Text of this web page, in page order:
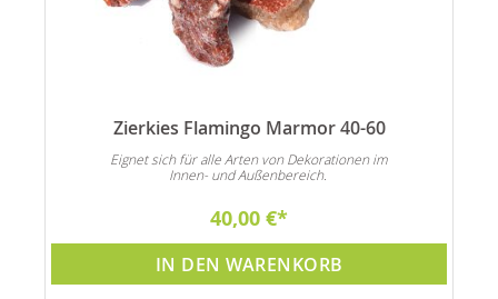
Zierkies Flamingo Marmor 40-60
Eignet sich für alle Arten von Dekorationen im
Innen- und Außenbereich.
40,00 €
IN DEN WARENKORB